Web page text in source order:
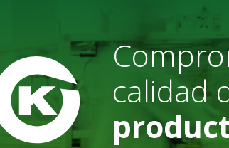
calidad